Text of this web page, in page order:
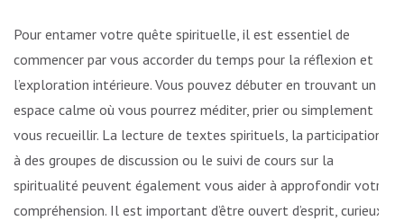
Pour entamer votre quête spirituelle, il est essentiel de
commencer par vous accorder du temps pour la réflexion et
l’exploration intérieure. Vous pouvez débuter en trouvant un
espace calme où vous pourrez méditer, prier ou simplement
vous recueillir. La lecture de textes spirituels, la participation
à des groupes de discussion ou le suivi de cours sur la
spiritualité peuvent également vous aider à approfondir votre
compréhension. Il est important d’être ouvert d’esprit, curieux